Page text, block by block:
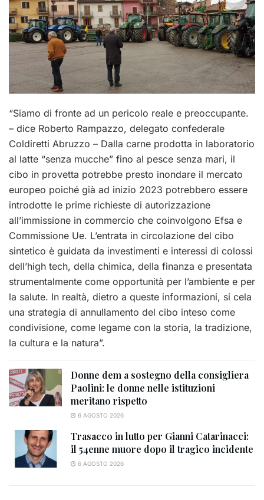
“Siamo di fronte ad un pericolo reale e preoccupante.
– dice Roberto Rampazzo, delegato confederale
Coldiretti Abruzzo – Dalla carne prodotta in laboratorio
al latte “senza mucche” fino al pesce senza mari, il
cibo in provetta potrebbe presto inondare il mercato
europeo poiché già ad inizio 2023 potrebbero essere
introdotte le prime richieste di autorizzazione
all’immissione in commercio che coinvolgono Efsa e
Commissione Ue. L’entrata in circolazione del cibo
sintetico è guidata da investimenti e interessi di colossi
dell’high tech, della chimica, della finanza e presentata
strumentalmente come opportunità per l’ambiente e per
la salute. In realtà, dietro a queste informazioni, si cela
una strategia di annullamento del cibo inteso come
condivisione, come legame con la storia, la tradizione,
la cultura e la natura”.
Donne dem a sostegno della consigliera
Paolini: le donne nelle istituzioni
meritano rispetto
6 AGOSTO 2026
Trasacco in lutto per Gianni Catarinacci:
il 54enne muore dopo il tragico incidente
6 AGOSTO 2026